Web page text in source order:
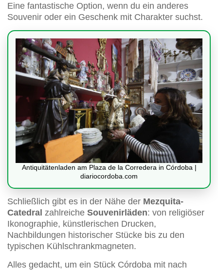
Eine fantastische Option, wenn du ein anderes
Souvenir oder ein Geschenk mit Charakter suchst.
Antiquitätenladen am Plaza de la Corredera in Córdoba |
diariocordoba.com
Schließlich gibt es in der Nähe der Mezquita-
Catedral zahlreiche Souvenirläden: von religiöser
Ikonographie, künstlerischen Drucken,
Nachbildungen historischer Stücke bis zu den
typischen Kühlschrankmagneten.
Alles gedacht, um ein Stück Córdoba mit nach